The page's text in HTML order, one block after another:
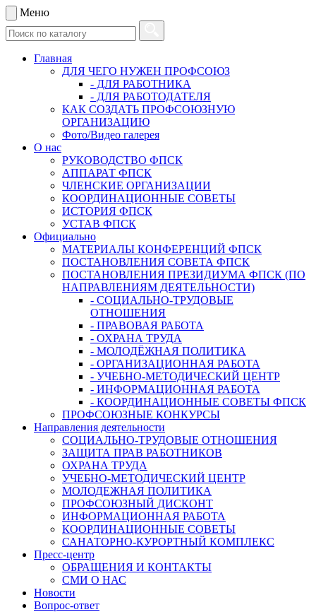
Меню
Главная
ДЛЯ ЧЕГО НУЖЕН ПРОФСОЮЗ
- ДЛЯ РАБОТНИКА
- ДЛЯ РАБОТОДАТЕЛЯ
КАК СОЗДАТЬ ПРОФСОЮЗНУЮ
ОРГАНИЗАЦИЮ
Фото/Видео галерея
О нас
РУКОВОДСТВО ФПСК
АППАРАТ ФПСК
ЧЛЕНСКИЕ ОРГАНИЗАЦИИ
КООРДИНАЦИОННЫЕ СОВЕТЫ
ИСТОРИЯ ФПСК
УСТАВ ФПСК
Официально
МАТЕРИАЛЫ КОНФЕРЕНЦИЙ ФПСК
ПОСТАНОВЛЕНИЯ СОВЕТА ФПСК
ПОСТАНОВЛЕНИЯ ПРЕЗИДИУМА ФПСК (ПО
НАПРАВЛЕНИЯМ ДЕЯТЕЛЬНОСТИ)
- СОЦИАЛЬНО-ТРУДОВЫЕ
ОТНОШЕНИЯ
- ПРАВОВАЯ РАБОТА
- ОХРАНА ТРУДА
- МОЛОДЁЖНАЯ ПОЛИТИКА
- ОРГАНИЗАЦИОННАЯ РАБОТА
- УЧЕБНО-МЕТОДИЧЕСКИЙ ЦЕНТР
- ИНФОРМАЦИОННАЯ РАБОТА
- КООРДИНАЦИОННЫЕ СОВЕТЫ ФПСК
ПРОФСОЮЗНЫЕ КОНКУРСЫ
Направления деятельности
СОЦИАЛЬНО-ТРУДОВЫЕ ОТНОШЕНИЯ
ЗАЩИТА ПРАВ РАБОТНИКОВ
ОХРАНА ТРУДА
УЧЕБНО-МЕТОДИЧЕСКИЙ ЦЕНТР
МОЛОДЕЖНАЯ ПОЛИТИКА
ПРОФСОЮЗНЫЙ ДИСКОНТ
ИНФОРМАЦИОННАЯ РАБОТА
КООРДИНАЦИОННЫЕ СОВЕТЫ
САНАТОРНО-КУРОРТНЫЙ КОМПЛЕКС
Пресс-центр
ОБРАЩЕНИЯ И КОНТАКТЫ
СМИ О НАС
Новости
Вопрос-ответ